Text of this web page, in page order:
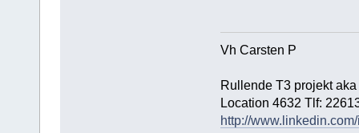
Vh Carsten P
Rullende T3 projekt
Location 4632 Tlf:
http://